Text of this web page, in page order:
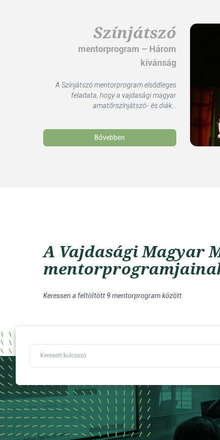
Színjátszó
mentorprogram – Három
kívánság
A Színjátszó mentorprogram elsődleges
feladata, hogy a vajdasági magyar
amatőrszínjátszó- és diák...
Bővebben
A Vajdasági Magyar
Keressen a feltöltött 9 mentorprogram között